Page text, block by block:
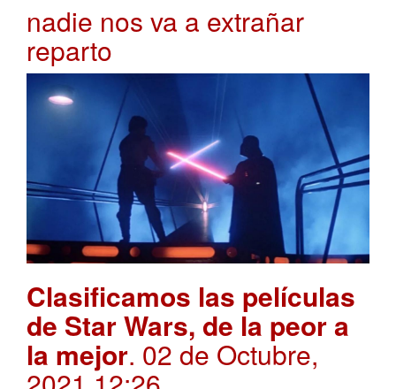
nadie nos va a extrañar
reparto
Clasificamos las películas
de Star Wars, de la peor a
la mejor. 02 de Octubre,